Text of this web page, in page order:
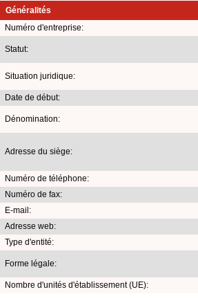
Généralités
Numéro d'entreprise:
Statut:
Situation juridique:
Date de début:
Dénomination:
Adresse du siège:
Numéro de téléphone:
Numéro de fax:
E-mail:
Adresse web:
Type d'entité:
Forme légale:
Nombre d'unités d'établissement (UE):